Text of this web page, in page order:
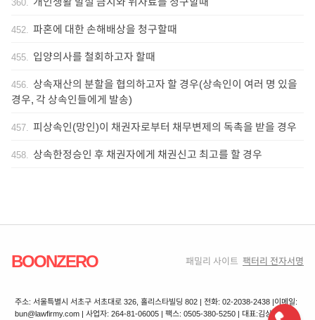
452. 파혼에 대한 손해배상을 청구할때
455. 입양의사를 철회하고자 할때
456. 상속재산의 분할을 협의하고자 할 경우(상속인이 여러 명 있을
경우, 각 상속인들에게 발송)
457. 피상속인(망인)이 채권자로부터 채무변제의 독촉을 받을 경우
458. 상속한정승인 후 채권자에게 채권신고 최고를 할 경우
BOONZERO 패밀리 사이트 팩터리 전자서명
주소: 서울특별시 서초구 서초대로 326, 홀리스타빌딩 802 | 전화: 02-2038-2438 |이메일:
bun@lawfirmy.com | 사업자: 264-81-06005 | 팩스: 0505-380-5250 | 대표:김상겸